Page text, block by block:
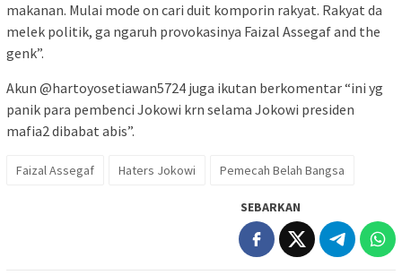
makanan. Mulai mode on cari duit komporin rakyat. Rakyat da
melek politik, ga ngaruh provokasinya Faizal Assegaf and the
genk”.
Akun @hartoyosetiawan5724 juga ikutan berkomentar “ini yg
panik para pembenci Jokowi krn selama Jokowi presiden
mafia2 dibabat abis”.
Faizal Assegaf Haters Jokowi Pemecah Belah Bangsa
SEBARKAN